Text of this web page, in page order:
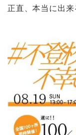
正直、本当に出来